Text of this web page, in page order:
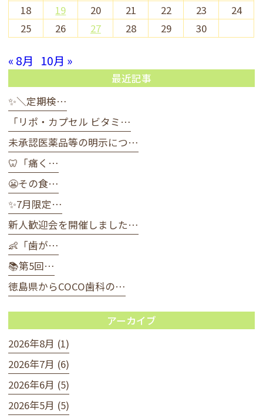
18
19 20 21 22 23
24
25
26 27 28 29 30
« 8月 10月 »
最近記事
✨＼定期検…
「リポ・カプセル ビタミ…
未承認医薬品等の明示につ…
🦷「痛く…
😬その食…
✨7月限定…
新人歓迎会を開催しました…
👶「歯が…
📚第5回…
徳島県からCOCO歯科の…
アーカイブ
2026年8月 (1)
2026年7月 (6)
2026年6月 (5)
2026年5月 (5)